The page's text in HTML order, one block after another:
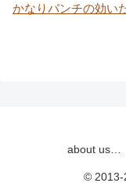
かなりパンチの効い
about us…
© 2013-